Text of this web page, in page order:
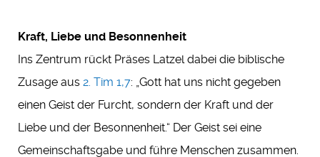
Kraft, Liebe und Besonnenheit
Ins Zentrum rückt Präses Latzel dabei die biblische
Zusage aus 2. Tim 1,7: „Gott hat uns nicht gegeben
einen Geist der Furcht, sondern der Kraft und der
Liebe und der Besonnenheit.“ Der Geist sei eine
Gemeinschaftsgabe und führe Menschen zusammen.